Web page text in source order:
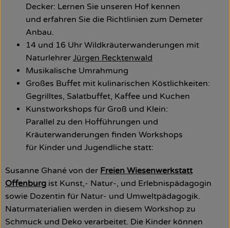
Decker: Lernen Sie unseren Hof kennen
und erfahren Sie die Richtlinien zum Demeter
Anbau.
14 und 16 Uhr Wildkräuterwanderungen mit
Naturlehrer Jürgen Recktenwald
Musikalische Umrahmung
Großes Buffet mit kulinarischen Köstlichkeiten:
Gegrilltes, Salatbuffet, Kaffee und Kuchen
Kunstworkshops für Groß und Klein:
Parallel zu den Hofführungen und
Kräuterwanderungen finden Workshops
für Kinder und Jugendliche statt:
Susanne Ghané von der Freien Wiesenwerkstatt
Offenburg ist Kunst,- Natur-, und Erlebnispädagogin
sowie Dozentin für Natur- und Umweltpädagogik.
Naturmaterialien werden in diesem Workshop zu
Schmuck und Deko verarbeitet. Die Kinder können